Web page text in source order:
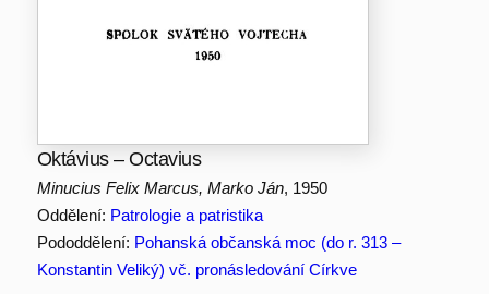
Oktávius – Octavius
Minucius Felix Marcus, Marko Ján, 1950
Oddělení: Patrologie a patristika
Pododdělení: Pohanská občanská moc (do r. 313 –
Konstantin Veliký) vč. pronásledování Církve